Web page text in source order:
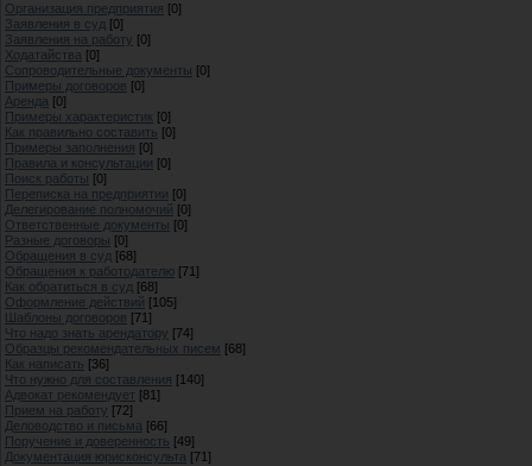
Организация предприятия [0]
Заявления в суд [0]
Заявления на работу [0]
Ходатайства [0]
Сопроводительные документы [0]
Примеры договоров [0]
Аренда [0]
Примеры характеристик [0]
Как правильно составить [0]
Примеры заполнения [0]
Правила и консультации [0]
Поиск работы [0]
Переписка на предприятии [0]
Делегирование полномочий [0]
Ответственные документы [0]
Разные договоры [0]
Обращения в суд [68]
Обращения к работодателю [71]
Как обратиться в суд [68]
Оформление действий [105]
Шаблоны договоров [71]
Что надо знать арендатору [74]
Образцы рекомендательных писем [68]
Как написать [36]
Что нужно для составления [140]
Адвокат рекомендует [81]
Прием на работу [72]
Деловодство и письма [66]
Поручение и доверенность [49]
Документация юрисконсульта [71]